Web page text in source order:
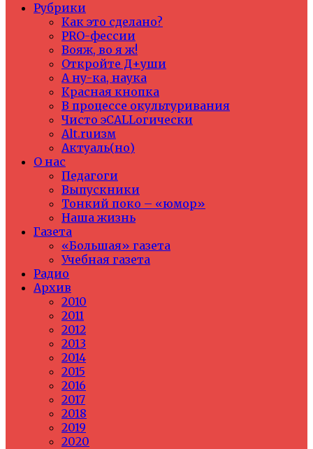
Рубрики
Как это сделано?
PRO-фессии
Вояж, во я ж!
Откройте Д+уши
А ну-ка, наука
Красная кнопка
В процессе окультуривания
Чисто эCALLогически
Alt.ruизм
Актуаль(но)
О нас
Педагоги
Выпускники
Тонкий поко – «юмор»
Наша жизнь
Газета
«Большая» газета
Учебная газета
Радио
Архив
2010
2011
2012
2013
2014
2015
2016
2017
2018
2019
2020